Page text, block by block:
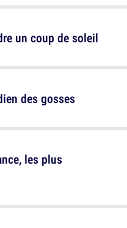
des gosses
un coup de soleil
les plus